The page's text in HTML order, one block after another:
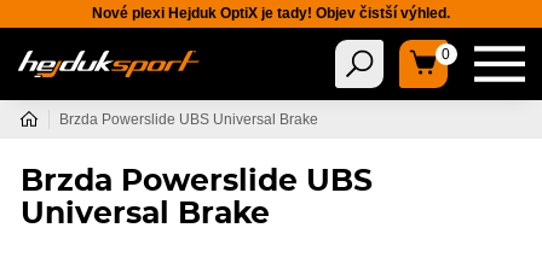
Nové plexi Hejduk OptiX je tady! Objev čistší výhled.
0
Brzda Powerslide UBS Universal Brake
Brzda Powerslide UBS
Universal Brake